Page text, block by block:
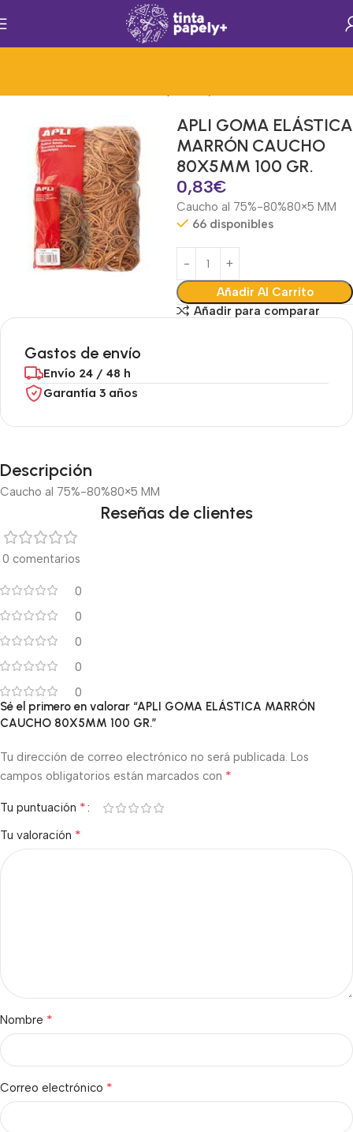
APLI GOMA ELÁSTICA
MARRÓN CAUCHO
80X5MM 100 GR.
0,83€
Caucho al 75%-80%80×5 MM
66 disponibles
Añadir Al Carrito
Añadir para comparar
Gastos de envío
Envío 24 / 48 h
Garantía 3 años
Descripción
Caucho al 75%-80%80×5 MM
Reseñas de clientes
0 comentarios
0
0
0
0
0
Sé el primero en valorar “APLI GOMA ELÁSTICA MARRÓN
CAUCHO 80X5MM 100 GR.”
Tu dirección de correo electrónico no será publicada. Los
campos obligatorios están marcados con *
Tu puntuación *
Tu valoración *
Nombre *
Correo electrónico *